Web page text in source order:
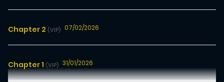
Chapter 2 (VIP) 07/02/2026
Chapter 1 (VIP) 31/01/2026